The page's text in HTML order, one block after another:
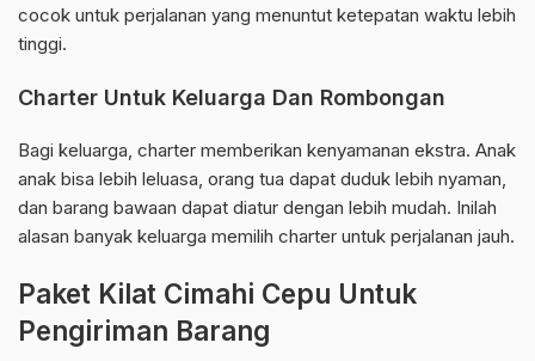
cocok untuk perjalanan yang menuntut ketepatan waktu lebih
tinggi.
Charter Untuk Keluarga Dan Rombongan
Bagi keluarga, charter memberikan kenyamanan ekstra. Anak
anak bisa lebih leluasa, orang tua dapat duduk lebih nyaman,
dan barang bawaan dapat diatur dengan lebih mudah. Inilah
alasan banyak keluarga memilih charter untuk perjalanan jauh.
Paket Kilat Cimahi Cepu Untuk
Pengiriman Barang